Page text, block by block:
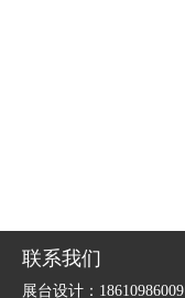
联系我们
展台设计：18610986009